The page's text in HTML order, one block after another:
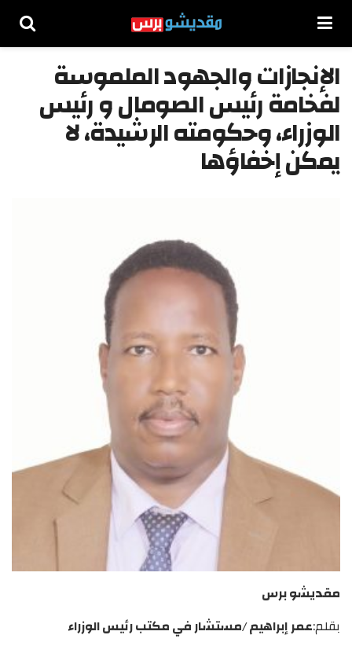
الإنجازات والجهود الملموسة
لفخامة رئيس الصومال و رئيس
الوزراء، وحكومته الرشيدة، لا
يمكن إخفاؤها
مقديشو برس
بقلم:عمر إبراهيم /مستشار في مكتب رئيس الوزراء